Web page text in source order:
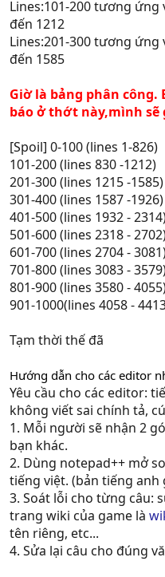
Lines:101-200 tương ứng
đến 1212
Lines:201-300 tương ứng
đến 1585
Giờ là bảng phân
báo ở thớt này,mình
[Spoil] 0-100 (lines 1-826)
101-200 (lines 830 -1212)
201-300 (lines 1215 -1585)
301-400 (lines 1587 -1926)
401-500 (lines 1932 -
501-600 (lines 2318 -
601-700 (lines 2704 -
701-800 (lines 3083 -
801-900 (lines 3580 -
901-1000(lines 4058 -
Tạm thời thế đã
Hướng dẫn cho các editor
Yêu cầu cho các editor:
không viết sai chính tả,
1. Mỗi người sẽ nhận 2
bạn khác.
2. Dùng notepad++ mở
tiếng việt. (bản tiếng
3. Soát lỗi cho từng câu:
trang wiki của game là
tên riêng, etc...
4. Sửa lại câu cho đúng